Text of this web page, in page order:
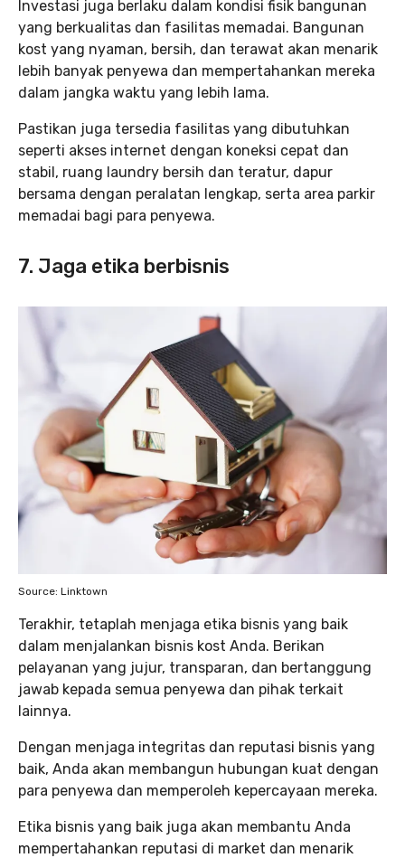
Investasi juga berlaku dalam kondisi fisik bangunan
yang berkualitas dan fasilitas memadai. Bangunan
kost yang nyaman, bersih, dan terawat akan menarik
lebih banyak penyewa dan mempertahankan mereka
dalam jangka waktu yang lebih lama.
Pastikan juga tersedia fasilitas yang dibutuhkan
seperti akses internet dengan koneksi cepat dan
stabil, ruang laundry bersih dan teratur, dapur
bersama dengan peralatan lengkap, serta area parkir
memadai bagi para penyewa.
7. Jaga etika berbisnis
Source: Linktown
Terakhir, tetaplah menjaga etika bisnis yang baik
dalam menjalankan bisnis kost Anda. Berikan
pelayanan yang jujur, transparan, dan bertanggung
jawab kepada semua penyewa dan pihak terkait
lainnya.
Dengan menjaga integritas dan reputasi bisnis yang
baik, Anda akan membangun hubungan kuat dengan
para penyewa dan memperoleh kepercayaan mereka.
Etika bisnis yang baik juga akan membantu Anda
mempertahankan reputasi di market dan menarik